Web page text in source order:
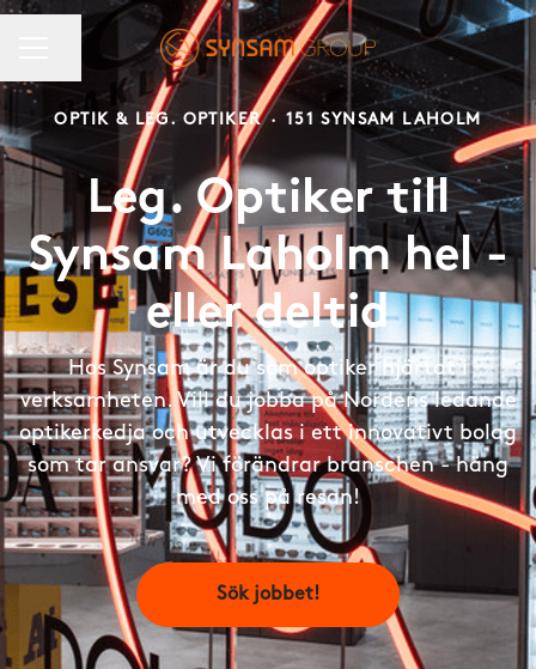
KARRIÄRMENY
Dela sidan
OPTIK & LEG. OPTIKER · 151 SYNSAM LAHOLM
Leg. Optiker till
Synsam Laholm hel -
eller deltid
Hos Synsam är du som optiker hjärtat i
verksamheten. Vill du jobba på Nordens ledande
optikerkedja och utvecklas i ett innovativt bolag
som tar ansvar? Vi förändrar branschen - häng
med oss på resan!
Sök jobbet!